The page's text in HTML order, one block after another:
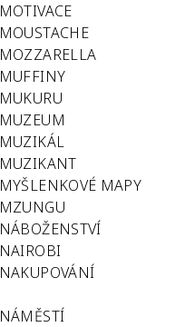
MOTIVACE
MOUSTACHE
MOZZARELLA
MUFFINY
MUKURU
MUZEUM
MUZIKÁL
MUZIKANT
MYŠLENKOVÉ MAPY
MZUNGU
NÁBOŽENSTVÍ
NAIROBI
NAKUPOVÁNÍ
NÁMĚSTÍ